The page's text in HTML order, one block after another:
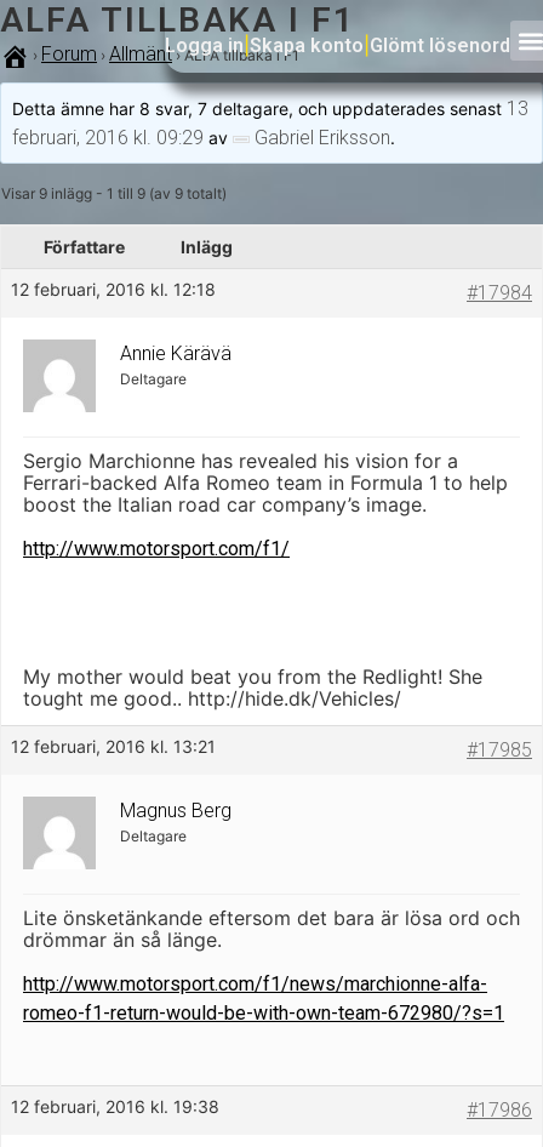
Logga in Skapa konto Glömt lösenord
ALFA TILLBAKA I F1
› Forum › Allmänt › ALFA tillbaka i F1
Detta ämne har 8 svar, 7 deltagare, och uppdaterades senast 13
februari, 2016 kl. 09:29 av Gabriel Eriksson.
Visar 9 inlägg - 1 till 9 (av 9 totalt)
Författare Inlägg
12 februari, 2016 kl. 12:18 #17984
Annie Kärävä
Deltagare
Sergio Marchionne has revealed his vision for a
Ferrari-backed Alfa Romeo team in Formula 1 to help
boost the Italian road car company’s image.
http://www.motorsport.com/f1/
My mother would beat you from the Redlight! She
tought me good.. http://hide.dk/Vehicles/
12 februari, 2016 kl. 13:21 #17985
Magnus Berg
Deltagare
Lite önsketänkande eftersom det bara är lösa ord och
drömmar än så länge.
http://www.motorsport.com/f1/news/marchionne-alfa-
romeo-f1-return-would-be-with-own-team-672980/?s=1
12 februari, 2016 kl. 19:38 #17986